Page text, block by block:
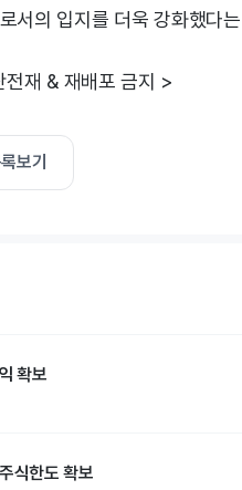
서의 입지를 더욱 강화했다
재 & 재배포 금지 >
보기
확보
식한도 확보